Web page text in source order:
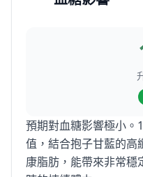
預期對血糖影響極小。
值，結合抱子甘藍的高
康脂肪，能帶來非常穩